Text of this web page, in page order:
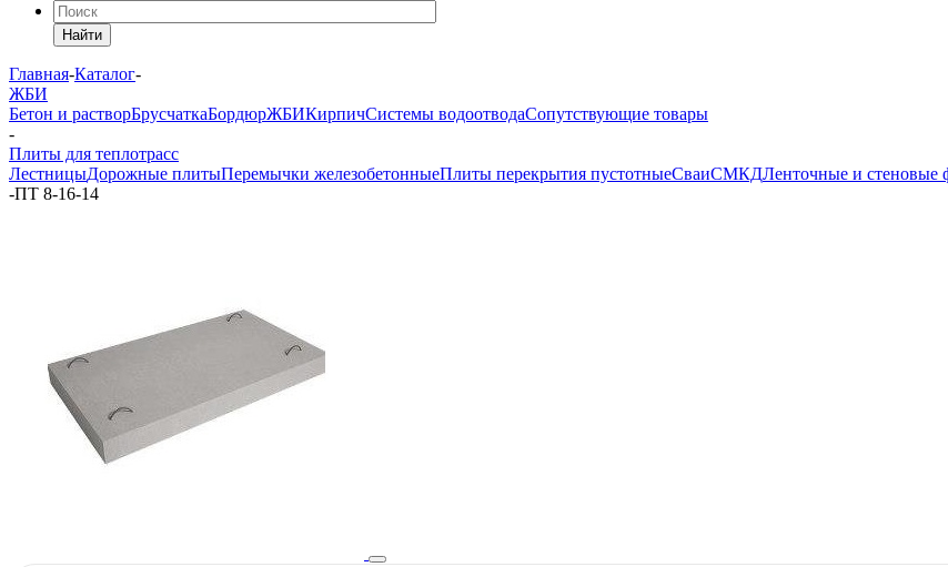
Найти
Главная-Каталог-
ЖБИ
Бетон и растворБрусчаткаБордюрЖБИКирпичСистемы водоотводаСопутствующие товары
-
Плиты для теплотрасс
ЛестницыДорожные плитыПеремычки железобетонныеПлиты перекрытия пустотныеСваиСМКДЛенточные и стеновые
-ПТ 8-16-14